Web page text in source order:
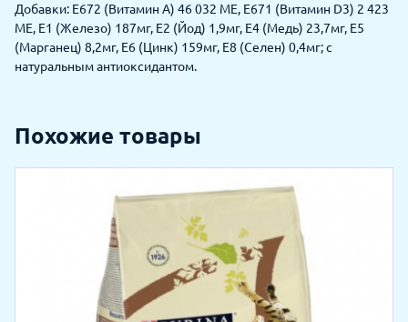
Добавки: E672 (Витамин A) 46 032 МЕ, E671 (Витамин D3) 2 423
МЕ, E1 (Железо) 187мг, E2 (Йод) 1,9мг, E4 (Медь) 23,7мг, E5
(Марганец) 8,2мг, E6 (Цинк) 159мг, E8 (Селен) 0,4мг; с
натуральным антиоксидантом.
Похожие товары